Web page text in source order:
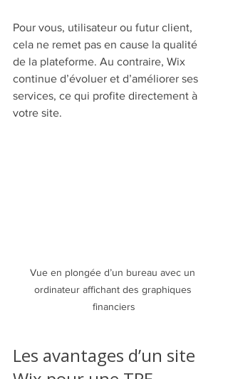
Pour vous, utilisateur ou futur client,
cela ne remet pas en cause la qualité
de la plateforme. Au contraire, Wix
continue d’évoluer et d’améliorer ses
services, ce qui profite directement à
votre site.
Vue en plongée d’un bureau avec un
ordinateur affichant des graphiques
financiers
Les avantages d’un site